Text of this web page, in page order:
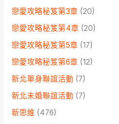
戀愛攻略秘笈第3章 (20)
戀愛攻略秘笈第4章 (20)
戀愛攻略秘笈第5章 (17)
戀愛攻略秘笈第6章 (12)
新北單身聯誼活動 (7)
新北未婚聯誼活動 (7)
新思維 (476)